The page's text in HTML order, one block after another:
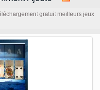
gratuit meilleurs jeux